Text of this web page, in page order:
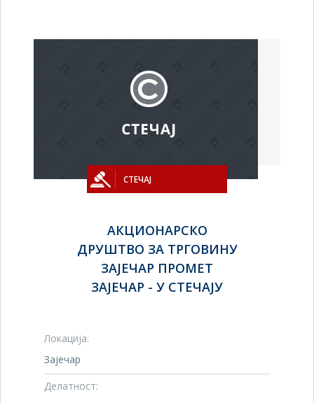
СТЕЧАЈ
АКЦИОНАРСКО
ДРУШТВО ЗА ТРГОВИНУ
ЗАЈЕЧАР ПРОМЕТ
ЗАЈЕЧАР - У СТЕЧАЈУ
Локација:
Зајечар
Делатност: